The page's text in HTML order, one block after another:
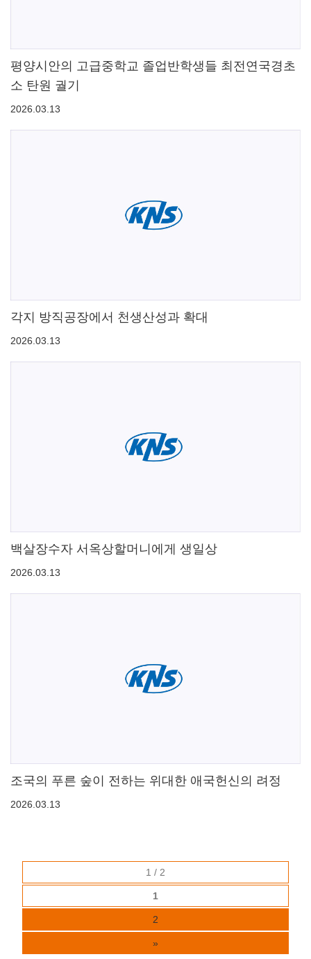
평양시안의 고급중학교 졸업반학생들 최전연국경초
소 탄원 궐기
2026.03.13
각지 방직공장에서 천생산성과 확대
2026.03.13
백살장수자 서옥상할머니에게 생일상
2026.03.13
조국의 푸른 숲이 전하는 위대한 애국헌신의 려정
2026.03.13
1 / 2
1
2
»